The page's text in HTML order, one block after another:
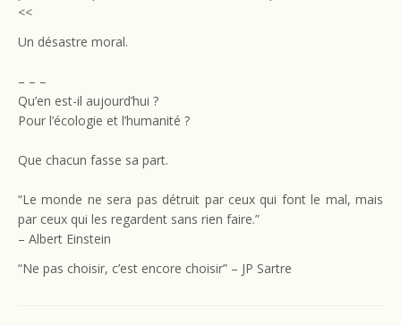
<<
Un désastre moral.
– – –
Qu’en est-il aujourd’hui ?
Pour l’écologie et l’humanité ?
Que chacun fasse sa part.
“Le monde ne sera pas détruit par ceux qui font le mal, mais
par ceux qui les regardent sans rien faire.”
– Albert Einstein
“Ne pas choisir, c’est encore choisir” – JP Sartre